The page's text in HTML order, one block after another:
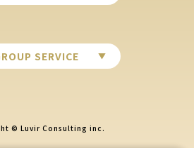
SERVICE
© Luvir Consulting inc.